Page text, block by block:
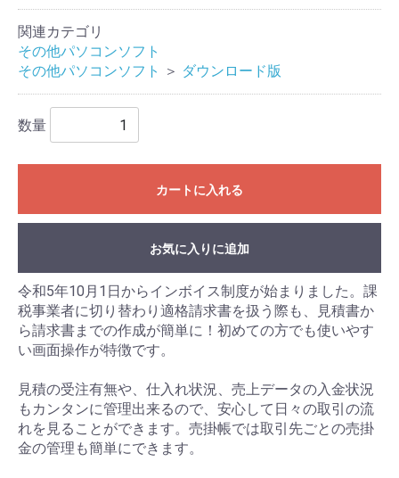
関連カテゴリ
その他パソコンソフト
その他パソコンソフト
＞ ダウンロード版
数量
カートに入れる
お気に入りに追加
令和5年10月1日からインボイス制度が始まりました。課
税事業者に切り替わり適格請求書を扱う際も、見積書か
ら請求書までの作成が簡単に！初めての方でも使いやす
い画面操作が特徴です。
見積の受注有無や、仕入れ状況、売上データの入金状況
もカンタンに管理出来るので、安心して日々の取引の流
れを見ることができます。売掛帳では取引先ごとの売掛
金の管理も簡単にできます。